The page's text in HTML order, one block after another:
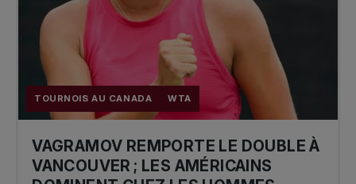
TOURNOIS AU CANADA WTA
VAGRAMOV REMPORTE LE DOUBLE À
VANCOUVER ; LES AMÉRICAINS